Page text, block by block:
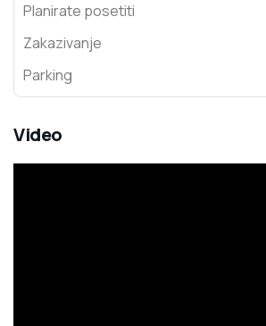
Planirate posetiti
Zakazivanje
Parking
Video